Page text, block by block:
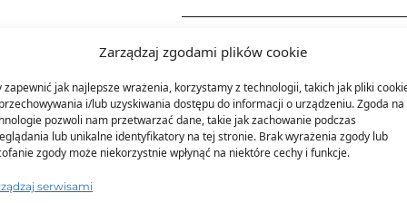
Zarządzaj zgodami plików cookie
zapewnić jak najlepsze wrażenia, korzystamy z technologii, takich jak pliki
i/lub uzyskiwania dostępu do informacji o urządzeniu. Zgoda na
pozwoli nam przetwarzać dane, takie jak zachowanie podczas
lub unikalne identyfikatory na tej stronie. Brak wyrażenia zgody lub
zgody może niekorzystnie wpłynąć na niektóre cechy i funkcje.
serwisami
Dodatkowe informacje